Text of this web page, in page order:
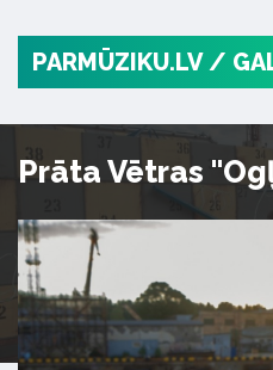
PARMŪZIKU.LV /
Prāta Vētras